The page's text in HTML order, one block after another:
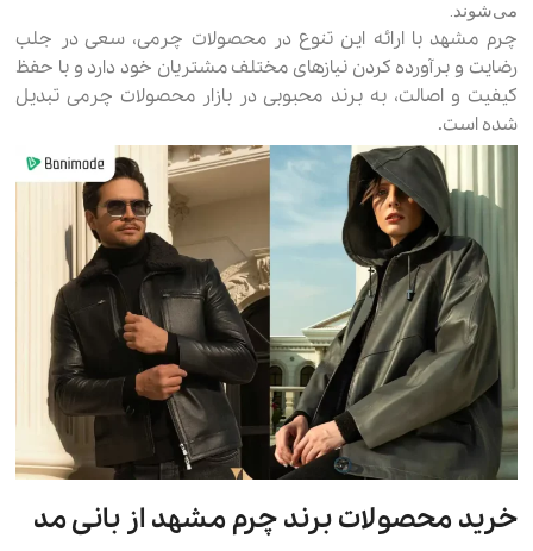
می‌شوند.
چرم مشهد با ارائه این تنوع در محصولات چرمی، سعی در جلب
رضایت و برآورده کردن نیازهای مختلف مشتریان خود دارد و با حفظ
کیفیت و اصالت، به برند محبوبی در بازار محصولات چرمی تبدیل
شده است.
خرید محصولات برند چرم مشهد از بانی مد